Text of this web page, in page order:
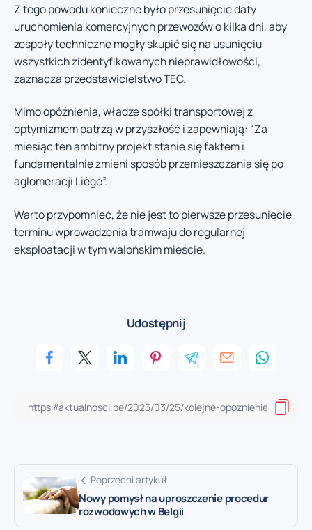
Z tego powodu konieczne było przesunięcie daty
uruchomienia komercyjnych przewozów o kilka dni, aby
zespoły techniczne mogły skupić się na usunięciu
wszystkich zidentyfikowanych nieprawidłowości,
zaznacza przedstawicielstwo TEC.
Mimo opóźnienia, władze spółki transportowej z
optymizmem patrzą w przyszłość i zapewniają: “Za
miesiąc ten ambitny projekt stanie się faktem i
fundamentalnie zmieni sposób przemieszczania się po
aglomeracji Liège”.
Warto przypomnieć, że nie jest to pierwsze przesunięcie
terminu wprowadzenia tramwaju do regularnej
eksploatacji w tym walońskim mieście.
Udostępnij
Poprzedni artykuł
Nowy pomysł na uproszczenie procedur
rozwodowych w Belgii